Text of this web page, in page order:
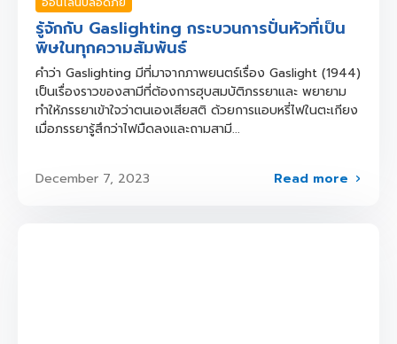
รู้จักกับ Gaslighting กระบวนการปั่นหัวที่เป็น
พิษในทุกความสัมพันธ์
คำว่า Gaslighting มีที่มาจากภาพยนตร์เรื่อง Gaslight (1944)
เป็นเรื่องราวของสามีที่ต้องการฮุบสมบัติภรรยาและ พยายาม
ทำให้ภรรยาเข้าใจว่าตนเองเสียสติ ด้วยการแอบหรี่ไฟในตะเกียง
เมื่อภรรยารู้สึกว่าไฟมืดลงและถามสามี...
December 7, 2023 Read more